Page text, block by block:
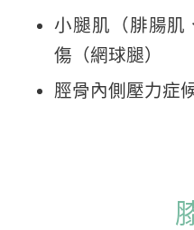
小腿肌（腓腸肌
傷（網球腿）
脛骨內側壓力症